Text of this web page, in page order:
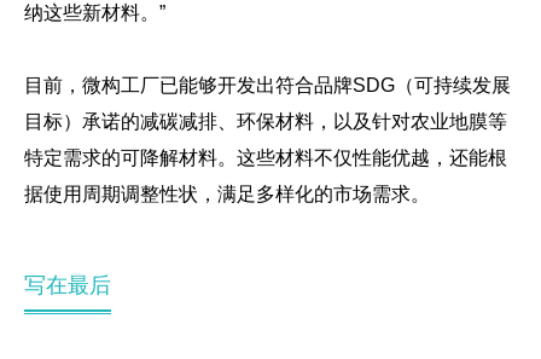
纳这些新材料。”
目前，微构工厂已能够开发出符合品牌SDG（可持续发展
目标）承诺的减碳减排、环保材料，以及针对农业地膜等
特定需求的可降解材料。这些材料不仅性能优越，还能根
据使用周期调整性状，满足多样化的市场需求。
写在最后